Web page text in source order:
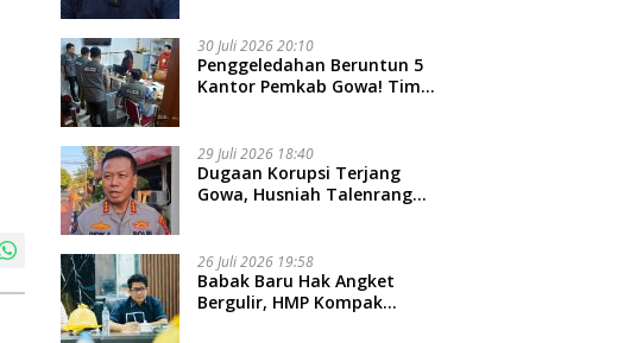
30 Juli 2026 20:10
Penggeledahan Beruntun 5
Kantor Pemkab Gowa! Tim
Rp16 Miliar
29 Juli 2026 18:40
Dugaan Korupsi Terjang
Gowa, Husniah Talenrang
26 Juli 2026 19:58
​Babak Baru Hak Angket
Bergulir, HMP Kompak